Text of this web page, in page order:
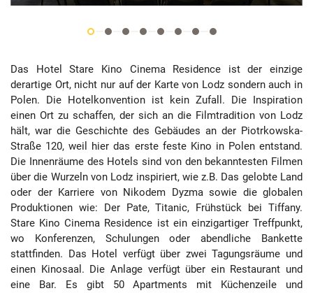
Das Hotel Stare Kino Cinema Residence ist der einzige
derartige Ort, nicht nur auf der Karte von Lodz sondern auch in
Polen. Die Hotelkonvention ist kein Zufall. Die Inspiration
einen Ort zu schaffen, der sich an die Filmtradition von Lodz
hält, war die Geschichte des Gebäudes an der Piotrkowska-
Straße 120, weil hier das erste feste Kino in Polen entstand.
Die Innenräume des Hotels sind von den bekanntesten Filmen
über die Wurzeln von Lodz inspiriert, wie z.B. Das gelobte Land
oder der Karriere von Nikodem Dyzma sowie die globalen
Produktionen wie: Der Pate, Titanic, Frühstück bei Tiffany.
Stare Kino Cinema Residence ist ein einzigartiger Treffpunkt,
wo Konferenzen, Schulungen oder abendliche Bankette
stattfinden. Das Hotel verfügt über zwei Tagungsräume und
einen Kinosaal. Die Anlage verfügt über ein Restaurant und
eine Bar. Es gibt 50 Apartments mit Küchenzeile und